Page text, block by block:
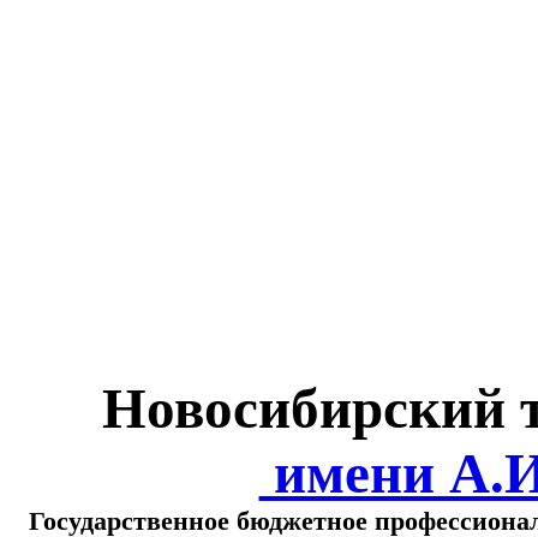
Новосибирский
имени
Государственное бюджетное